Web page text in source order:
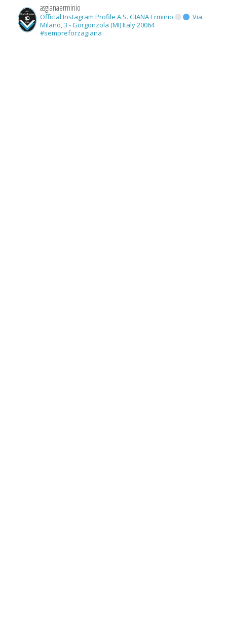
asgianaerminio
Official Instagram Profile A.S. GIANA Erminio
Via
Milano, 3 - Gorgonzola (MI) Italy 20064
#sempreforzagiana